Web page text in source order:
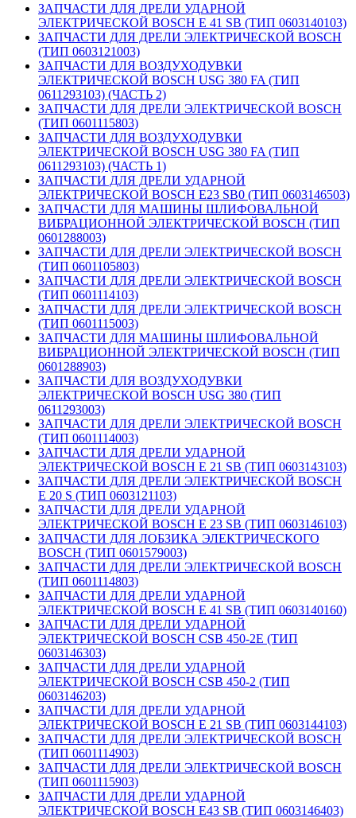
ЗАПЧАСТИ ДЛЯ ДРЕЛИ УДАРНОЙ
ЭЛЕКТРИЧЕСКОЙ BOSCH E 41 SB (ТИП 0603140103)
ЗАПЧАСТИ ДЛЯ ДРЕЛИ ЭЛЕКТРИЧЕСКОЙ BOSCH
(ТИП 0603121003)
ЗАПЧАСТИ ДЛЯ ВОЗДУХОДУВКИ
ЭЛЕКТРИЧЕСКОЙ BOSCH USG 380 FA (ТИП
0611293103) (ЧАСТЬ 2)
ЗАПЧАСТИ ДЛЯ ДРЕЛИ ЭЛЕКТРИЧЕСКОЙ BOSCH
(ТИП 0601115803)
ЗАПЧАСТИ ДЛЯ ВОЗДУХОДУВКИ
ЭЛЕКТРИЧЕСКОЙ BOSCH USG 380 FA (ТИП
0611293103) (ЧАСТЬ 1)
ЗАПЧАСТИ ДЛЯ ДРЕЛИ УДАРНОЙ
ЭЛЕКТРИЧЕСКОЙ BOSCH E23 SB0 (ТИП 0603146503)
ЗАПЧАСТИ ДЛЯ МАШИНЫ ШЛИФОВАЛЬНОЙ
ВИБРАЦИОННОЙ ЭЛЕКТРИЧЕСКОЙ BOSCH (ТИП
0601288003)
ЗАПЧАСТИ ДЛЯ ДРЕЛИ ЭЛЕКТРИЧЕСКОЙ BOSCH
(ТИП 0601105803)
ЗАПЧАСТИ ДЛЯ ДРЕЛИ ЭЛЕКТРИЧЕСКОЙ BOSCH
(ТИП 0601114103)
ЗАПЧАСТИ ДЛЯ ДРЕЛИ ЭЛЕКТРИЧЕСКОЙ BOSCH
(ТИП 0601115003)
ЗАПЧАСТИ ДЛЯ МАШИНЫ ШЛИФОВАЛЬНОЙ
ВИБРАЦИОННОЙ ЭЛЕКТРИЧЕСКОЙ BOSCH (ТИП
0601288903)
ЗАПЧАСТИ ДЛЯ ВОЗДУХОДУВКИ
ЭЛЕКТРИЧЕСКОЙ BOSCH USG 380 (ТИП
0611293003)
ЗАПЧАСТИ ДЛЯ ДРЕЛИ ЭЛЕКТРИЧЕСКОЙ BOSCH
(ТИП 0601114003)
ЗАПЧАСТИ ДЛЯ ДРЕЛИ УДАРНОЙ
ЭЛЕКТРИЧЕСКОЙ BOSCH E 21 SB (ТИП 0603143103)
ЗАПЧАСТИ ДЛЯ ДРЕЛИ ЭЛЕКТРИЧЕСКОЙ BOSCH
E 20 S (ТИП 0603121103)
ЗАПЧАСТИ ДЛЯ ДРЕЛИ УДАРНОЙ
ЭЛЕКТРИЧЕСКОЙ BOSCH E 23 SB (ТИП 0603146103)
ЗАПЧАСТИ ДЛЯ ЛОБЗИКА ЭЛЕКТРИЧЕСКОГО
BOSCH (ТИП 0601579003)
ЗАПЧАСТИ ДЛЯ ДРЕЛИ ЭЛЕКТРИЧЕСКОЙ BOSCH
(ТИП 0601114803)
ЗАПЧАСТИ ДЛЯ ДРЕЛИ УДАРНОЙ
ЭЛЕКТРИЧЕСКОЙ BOSCH E 41 SB (ТИП 0603140160)
ЗАПЧАСТИ ДЛЯ ДРЕЛИ УДАРНОЙ
ЭЛЕКТРИЧЕСКОЙ BOSCH CSB 450-2E (ТИП
0603146303)
ЗАПЧАСТИ ДЛЯ ДРЕЛИ УДАРНОЙ
ЭЛЕКТРИЧЕСКОЙ BOSCH CSB 450-2 (ТИП
0603146203)
ЗАПЧАСТИ ДЛЯ ДРЕЛИ УДАРНОЙ
ЭЛЕКТРИЧЕСКОЙ BOSCH E 21 SB (ТИП 0603144103)
ЗАПЧАСТИ ДЛЯ ДРЕЛИ ЭЛЕКТРИЧЕСКОЙ BOSCH
(ТИП 0601114903)
ЗАПЧАСТИ ДЛЯ ДРЕЛИ ЭЛЕКТРИЧЕСКОЙ BOSCH
(ТИП 0601115903)
ЗАПЧАСТИ ДЛЯ ДРЕЛИ УДАРНОЙ
ЭЛЕКТРИЧЕСКОЙ BOSCH E43 SB (ТИП 0603146403)